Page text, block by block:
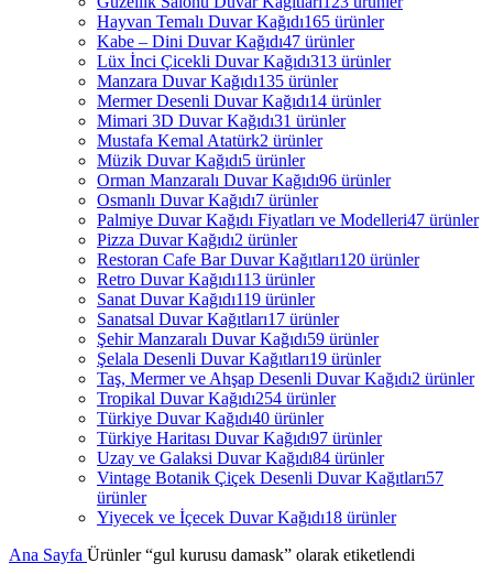
Hayvan Temalı Duvar Kağıdı165 ürünler
Kabe – Dini Duvar Kağıdı47 ürünler
Lüx İnci Çicekli Duvar Kağıdı313 ürünler
Manzara Duvar Kağıdı135 ürünler
Mermer Desenli Duvar Kağıdı14 ürünler
Mimari 3D Duvar Kağıdı31 ürünler
Mustafa Kemal Atatürk2 ürünler
Müzik Duvar Kağıdı5 ürünler
Orman Manzaralı Duvar Kağıdı96 ürünler
Osmanlı Duvar Kağıdı7 ürünler
Palmiye Duvar Kağıdı Fiyatları ve Modelleri47 ürünler
Pizza Duvar Kağıdı2 ürünler
Restoran Cafe Bar Duvar Kağıtları120 ürünler
Retro Duvar Kağıdı113 ürünler
Sanat Duvar Kağıdı119 ürünler
Sanatsal Duvar Kağıtları17 ürünler
Şehir Manzaralı Duvar Kağıdı59 ürünler
Şelala Desenli Duvar Kağıtları19 ürünler
Taş, Mermer ve Ahşap Desenli Duvar Kağıdı2 ürünler
Tropikal Duvar Kağıdı254 ürünler
Türkiye Duvar Kağıdı40 ürünler
Türkiye Haritası Duvar Kağıdı97 ürünler
Uzay ve Galaksi Duvar Kağıdı84 ürünler
Vintage Botanik Çiçek Desenli Duvar Kağıtları57
ürünler
Yiyecek ve İçecek Duvar Kağıdı18 ürünler
Ana Sayfa Ürünler “gul kurusu damask” olarak etiketlendi